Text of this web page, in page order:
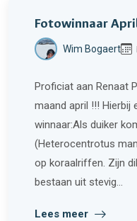
Fotowinnaar
Wim Bogaert
Proficiat aan Renaat
maand april !!! Hierbij
winnaar:Als duiker
(Heterocentrotus
op koraalriffen. Zijn
bestaan uit stevig...
Lees meer